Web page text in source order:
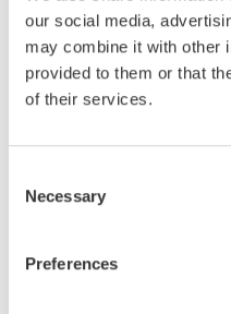
our social media,
may combine it with other
provided to them or that
of their services.
Selection
Necessary
Preferences
の最
ご紹介
今回
リー
の生
よる
ブー
た全
す。
ング
その
く、
横河